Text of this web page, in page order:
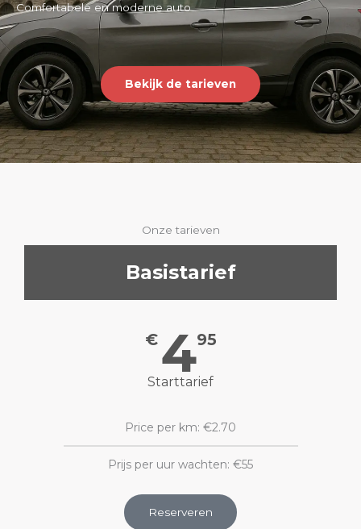
Comfortabele en moderne auto
Bekijk de tarieven
Onze tarieven
Basistarief
€ 495
Starttarief
Price per km: €2.70
Prijs per uur wachten: €55
Reserveren